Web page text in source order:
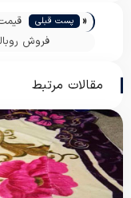
« پست قبلی
فروش
مقالات مرتبط